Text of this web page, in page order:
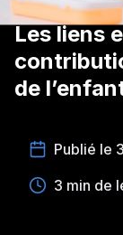
Les liens
de
Publié le
3 min de